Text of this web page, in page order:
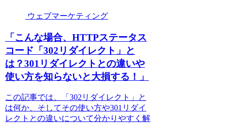
ウェブマーケティング
「こんな場合、HTTPステータス
コード「302リダイレクト」と
は？301リダイレクトとの違いや
使い方を知らないと大損する！」
この記事では、「302リダイレクト」と
は何か、そしてその使い方や301リダイ
レクトとの違いについて分かりやすく解